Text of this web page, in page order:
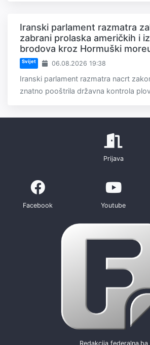
Iranski parlament razmatra
zabrani prolaska američkih i
brodova kroz Hormuški
Svijet 06.08.2026 19:38
Iranski parlament razmatra nacrt
znatno pooštrila državna kontrola
Prijava
Facebook Youtube
Redakcija federalna.ba